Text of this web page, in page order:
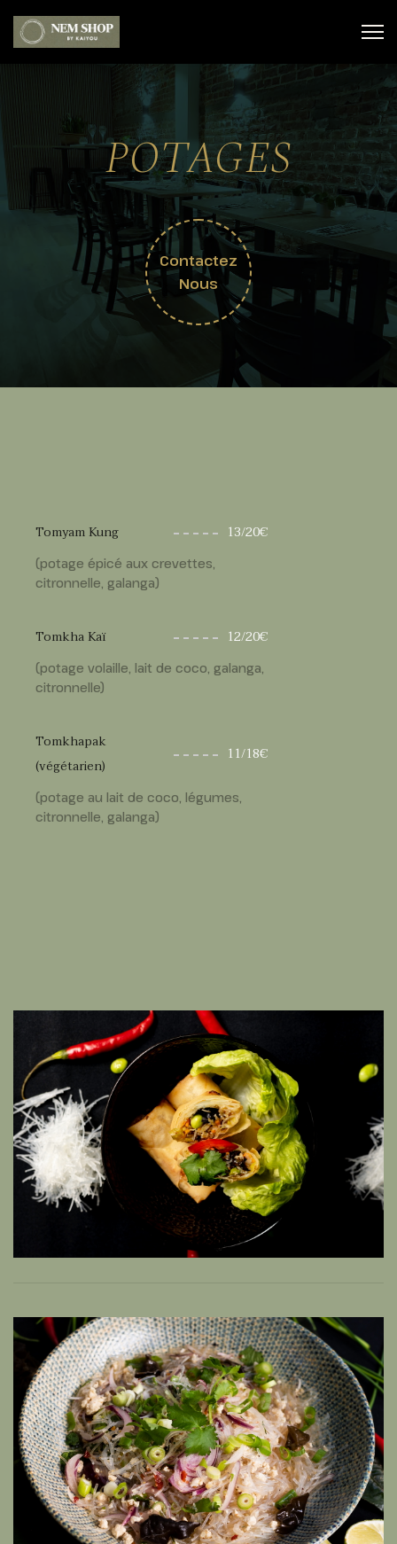
POTAGES
Contactez
Nous
Tomyam Kung 13/20€
(potage épicé aux crevettes,
citronnelle, galanga)
Tomkha Kaï 12/20€
(potage volaille, lait de coco, galanga,
citronnelle)
Tomkhapak
(végétarien)
11/18€
(potage au lait de coco, légumes,
citronnelle, galanga)